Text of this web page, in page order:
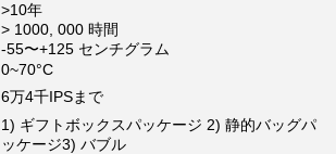
>10年
> 1000, 000 時間
-55〜+125 センチグラム
0~70°C
6万4千IPSまで
1) ギフトボックスパッケージ 2) 静的バッグパ
ッケージ3) バブル